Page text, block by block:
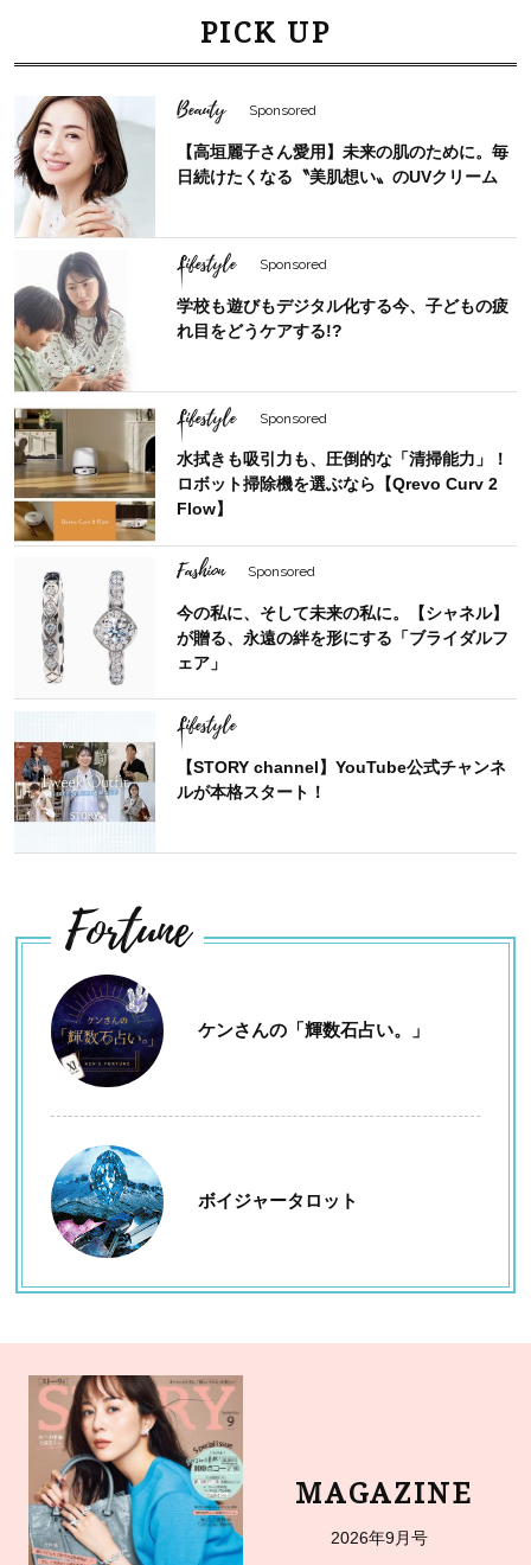
PICK UP
Beauty Sponsored
【高垣麗子さん愛用】未来の肌のために。毎
日続けたくなる〝美肌想い〟のUVクリーム
Lifestyle Sponsored
学校も遊びもデジタル化する今、子どもの疲
れ目をどうケアする!?
Lifestyle Sponsored
水拭きも吸引力も、圧倒的な「清掃能力」！
ロボット掃除機を選ぶなら【Qrevo Curv 2
Flow】
Fashion Sponsored
今の私に、そして未来の私に。【シャネル】
が贈る、永遠の絆を形にする「ブライダルフ
ェア」
Lifestyle
【STORY channel】YouTube公式チャンネ
ルが本格スタート！
Fortune
ケンさんの「輝数石占い。」
ボイジャータロット
MAGAZINE
2026年9月号